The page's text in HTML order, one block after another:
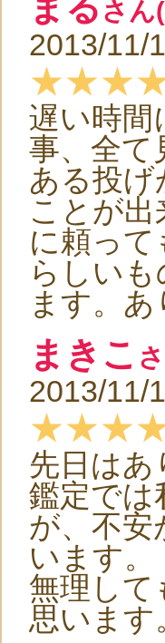
さん
2013/11/
遅い時間
事、全て
ある投
ことが
に頼っ
らしい
ます。
まきこ
2013/11/
先日は
鑑定では
が、不
います。
無理して
思います